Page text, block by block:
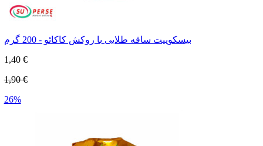
بیسکوییت ساقه طلایی با روکش کاکائو - 200 گرم
1,40 €
1,90 €
26%